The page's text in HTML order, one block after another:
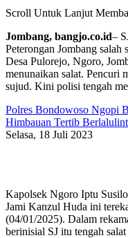
Scroll Untuk Lanjut
Jombang, bangjo.co.id–
Peterongan Jombang
Desa Pulorejo, Ngoro,
menunaikan salat. Pencuri
sujud. Kini polisi tengah
Polres Bondowoso Ngopi
Himbauan Tertib
Selasa, 18 Juli 2023
Kapolsek Ngoro Iptu
Jami Kanzul Huda ini
(04/01/2025). Dalam
berinisial SJ itu tengah salat